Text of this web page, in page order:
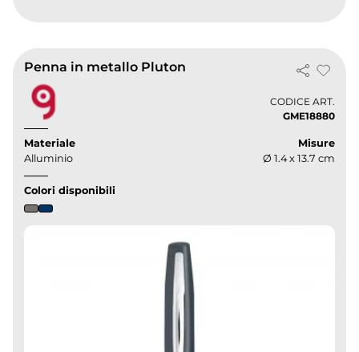
Penna in metallo Pluton
CODICE ART.
GME18880
Materiale
Alluminio
Misure
Ø 1.4 x 13.7 cm
Colori disponibili